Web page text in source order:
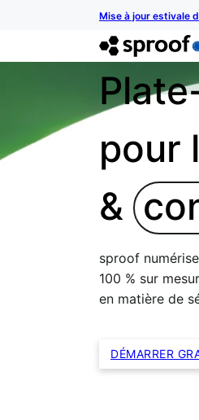
Mise à jour estivale
pour
&
sproof
100 % sur
en matière de
DÉMARRER